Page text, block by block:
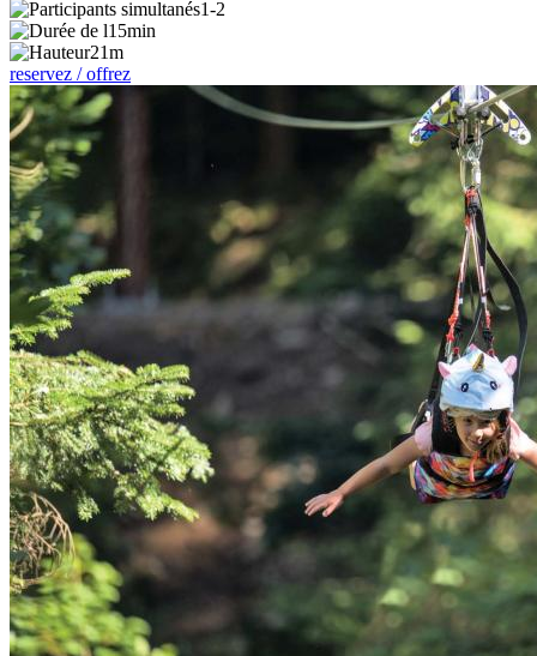
1-2
15min
21m
reservez / offrez